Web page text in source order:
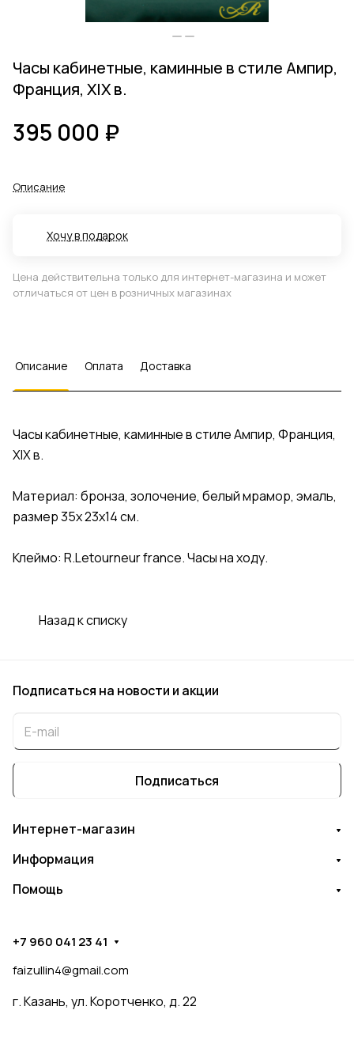
Часы кабинетные, каминные в стиле Ампир,
Франция, XIX в.
395 000 ₽
Описание
Хочу в подарок
Цена действительна только для интернет-магазина и может
отличаться от цен в розничных магазинах
Описание Оплата Доставка
Часы кабинетные, каминные в стиле Ампир, Франция,
XIX в.
Материал: бронза, золочение, белый мрамор, эмаль,
размер 35х 23х14 см.
Клеймо: R.Letourneur france. Часы на ходу.
Назад к списку
Подписаться на новости и акции
Подписаться
Интернет-магазин
Информация
Помощь
+7 960 041 23 41
faizullin4@gmail.com
г. Казань, ул. Коротченко, д. 22